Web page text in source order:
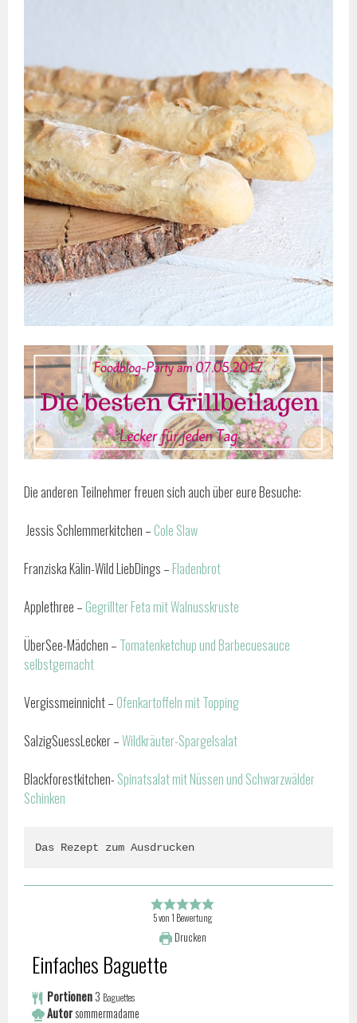
Die anderen Teilnehmer freuen sich auch über eure Besuche:
Jessis Schlemmerkitchen – Cole Slaw
Franziska Kälin-Wild LiebDings – Fladenbrot
Applethree – Gegrillter Feta mit Walnusskruste
ÜberSee-Mädchen – Tomatenketchup und Barbecuesauce
selbstgemacht
Vergissmeinnicht – Ofenkartoffeln mit Topping
SalzigSuessLecker –Wildkräuter-Spargelsalat
Blackforestkitchen- Spinatsalat mit Nüssen und Schwarzwälder
Schinken
Das Rezept zum Ausdrucken
5von1 Bewertung
Drucken
Einfaches Baguette
Portionen3 Baguettes
Autorsommermadame